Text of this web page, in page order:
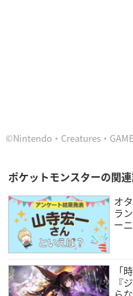
©Nintendo・Creatures・
ポケットモンスターの関
オ
ラ
ー
「
『